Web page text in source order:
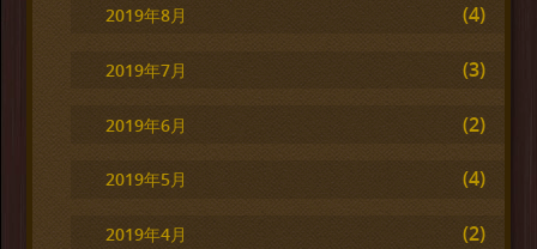
2019年8月 (4)
2019年7月 (3)
2019年6月 (2)
2019年5月 (4)
2019年4月 (2)